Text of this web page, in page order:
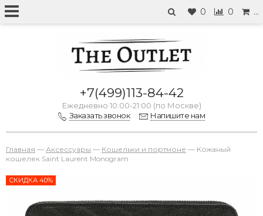
0 0 …
+7(499)113-84-42
Ежедневно 10:00-21:00 (по Москве)
Заказать звонок
Напишите нам
Главная — Аксессуары — Кошельки и портмоне — Кожаный
кошелек Saint Laurent Monogram
СКИДКА 40%